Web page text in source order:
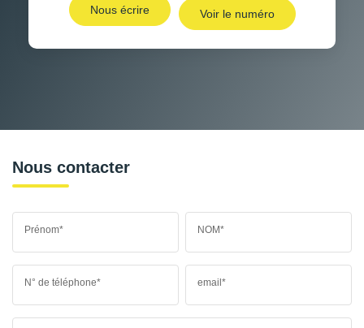
Nous écrire Voir le numéro
Nous contacter
Prénom* NOM*
N° de téléphone* email*